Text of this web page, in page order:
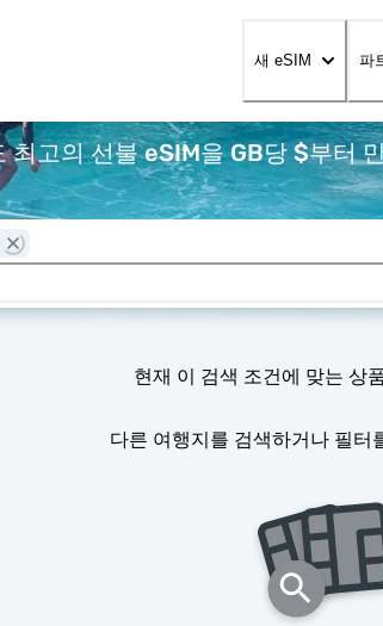
새 eSIM 파
최고의 선불 eSIM을 GB당 $부터
현재 이 검색 조건에 맞는 상
다른 여행지를 검색하거나 필터